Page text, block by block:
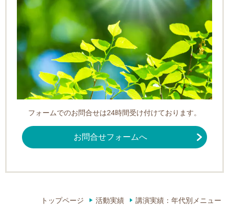
フォームでのお問合せは24時間受け付けております。
お問合せフォームへ
トップページ 活動実績 講演実績：年代別メニュー